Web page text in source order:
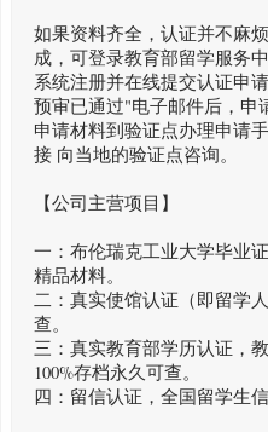
如果资料齐全，认证并不麻
成，可登录教育部留学服务
系统注册并在线提交认证申
预审已通过"电子邮件后，申
申请材料到验证点办理申请
接 向当地的验证点咨询。
【公司主营项目】
一：布伦瑞克工业大学毕业
精品材料。
二：真实使馆认证（即留学
查。
三：真实教育部学历认证，
100%存档永久可查。
四：留信认证，全国留学生